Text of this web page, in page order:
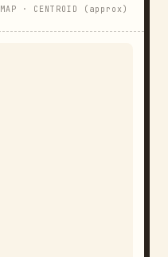
MAP · CENTROID (approx)